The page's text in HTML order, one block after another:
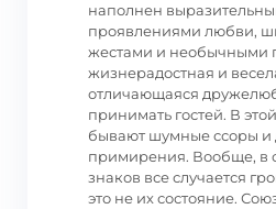
наполнен
проявлениями любви,
жестами и необычными
жизнерадостная и
отличающаяся
принимать гостей. В
бывают шумные ссоры и
примирения. Вообще, в
знаков все случается
это не их состояние.